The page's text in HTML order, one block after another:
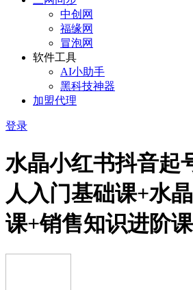
中创网
福缘网
冒泡网
软件工具
AI小助手
黑科技神器
加盟代理
登录
水晶小红书抖音起
人入门基础课+水
课+销售知识进阶课